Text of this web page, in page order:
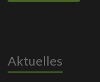
Aktuelles